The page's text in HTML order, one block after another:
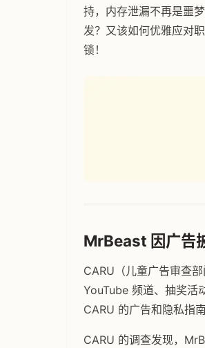
持，内存泄漏不再是噩
发？又该如何优雅应对
锁！
MrBeast 因广告
CARU（儿童广告审查
YouTube 频道、抽奖活
CARU 的广告和隐私指
CARU 的调查发现，